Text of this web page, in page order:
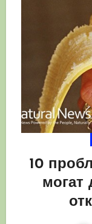
10
могат